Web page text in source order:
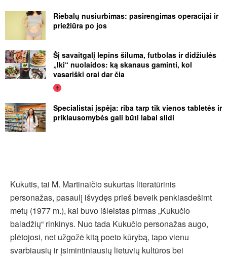
Riebalų nusiurbimas: pasirengimas operacijai ir
priežiūra po jos
Šį savaitgalį lepins šiluma, futbolas ir didžiulės
„Iki“ nuolaidos: ką skanaus gaminti, kol
vasariški orai dar čia
Specialistai įspėja: riba tarp tik vienos tabletės ir
priklausomybės gali būti labai slidi
Kukutis, tai M. Martinaičio sukurtas literatūrinis
personažas, pasaulį išvydęs prieš beveik penkiasdešimt
metų (1977 m.), kai buvo išleistas pirmas „Kukučio
baladžių“ rinkinys. Nuo tada Kukučio personažas augo,
plėtojosi, net užgožė kitą poeto kūrybą, tapo vienu
svarbiausių ir įsimintiniausių lietuvių kultūros bei